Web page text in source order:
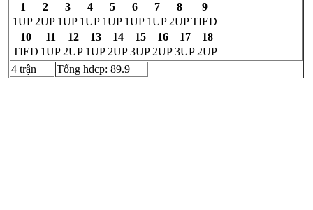
1 2 3 4 5 6 7 8
9
1UP 2UP 1UP 1UP 1UP 1UP 1UP 2UPTIED
10
11 12 13 14 15 16 17
18
TIED 1UP 2UP 1UP 2UP3UP 2UP3UP 2UP
4 trận
Tổng hdcp: 89.9